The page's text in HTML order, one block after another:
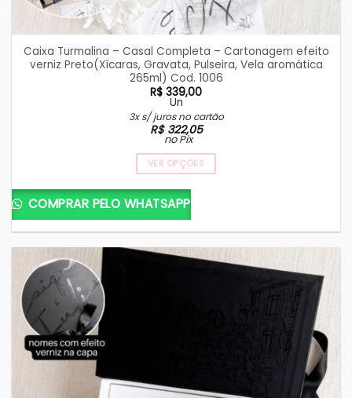
Caixa Turmalina – Casal Completa – Cartonagem efeito
verniz Preto(Xícaras, Gravata, Pulseira, Vela aromática
265ml) Cod. 1006
R$ 339,00
Un
3x s/ juros no cartão
R$322,05
no Pix
VER OPÇÕES
COMPRAR PELO WHATSAPP